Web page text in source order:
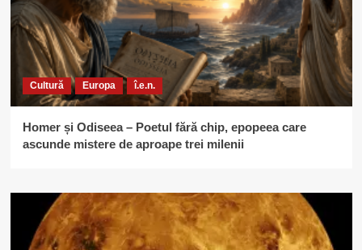
Cultură Europa î.e.n.
Homer și Odiseea – Poetul fără chip, epopeea care
ascunde mistere de aproape trei milenii